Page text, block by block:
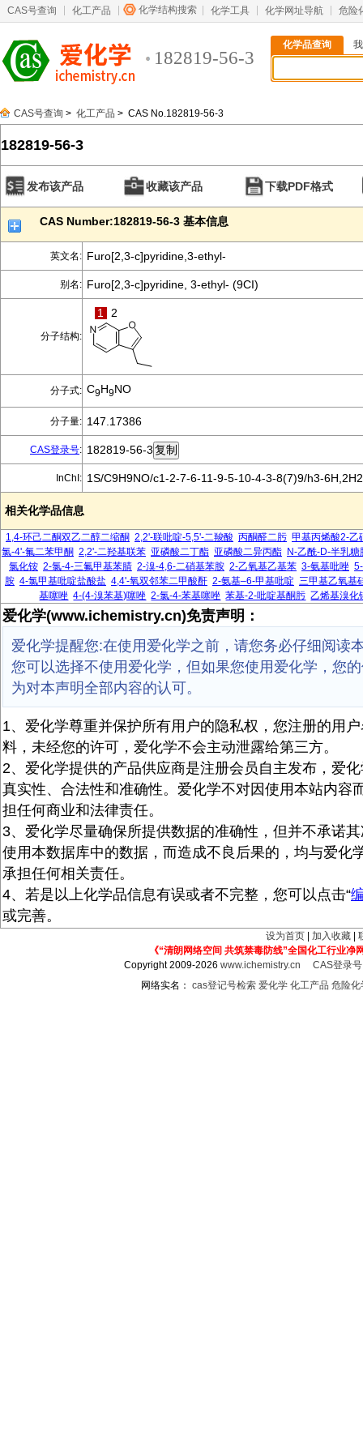
CAS号查询 化工产品 化学结构搜索 化学工具 化学网址导航 危险
182819-56-3
化学品查询
CAS号查询 > 化工产品 > CAS No.182819-56-3
182819-56-3
发布该产品 收藏该产品 下载PDF格式
CAS Number:182819-56-3 基本信息
英文名: Furo[2,3-c]pyridine,3-ethyl-
别名: Furo[2,3-c]pyridine, 3-ethyl- (9CI)
分子结构:
1 2
分子式: C9H9NO
分子量: 147.17386
CAS登录号: 182819-56-3
InChI: 1S/C9H9NO/c1-2-7-6-11-9-5-10-4-3-8(7)9/h3-
相关化学品信息
1,4-环己二酮双乙二醇二缩酮 2,2'-联吡啶-5,5'-二羧酸 丙酮醛二肟 甲基丙烯酸2-乙
氯-4'-氟二苯甲酮 2,2'-二羟基联苯 亚磷酸二丁酯 亚磷酸二异丙酯 N-乙酰-D-半乳糖
氯化铵 2-氯-4-三氟甲基苯腈 2-溴-4,6-二硝基苯胺 2-乙氧基乙基苯 3-氨基吡唑
胺 4-氯甲基吡啶盐酸盐 4,4'-氧双邻苯二甲酸酐 2-氨基–6-甲基吡啶 三甲基乙氧基
基噻唑 4-(4-溴苯基)噻唑 2-氯-4-苯基噻唑 苯基-2-吡啶基酮肟 乙烯基溴化
爱化学(www.ichemistry.cn)免责声明：
爱化学提醒您:在使用爱化学之前，请您务必仔细阅读
您可以选择不使用爱化学，但如果您使用爱化学，您
为对本声明全部内容的认可。
1、爱化学尊重并保护所有用户的隐私权，您注册的用
料，未经您的许可，爱化学不会主动泄露给第三方。
2、爱化学提供的产品供应商是注册会员自主发布，爱
真实性、合法性和准确性。爱化学不对因使用本站内容
担任何商业和法律责任。
3、爱化学尽量确保所提供数据的准确性，但并不承诺
使用本数据库中的数据，而造成不良后果的，均与爱化
承担任何相关责任。
4、若是以上化学品信息有误或者不完整，您可以点击“
或完善。
设为首页 加入收藏
《“清朗网络空间 共筑禁毒防线”全国化工行业净
Copyright 2009-2026www.ichemistry.cn
CAS登录
网络实名： cas登记号检索 爱化学 化工产品 危险化